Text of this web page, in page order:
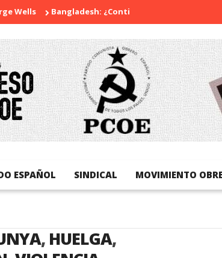
Bangladesh: ¿Continuidad o revolución?
ESPAÑOL SINDICAL MOVIMIENTO
, HUELGA,